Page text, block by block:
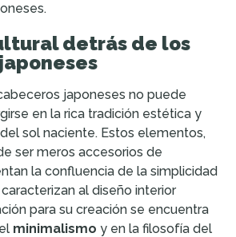
detrás de los
japoneses no puede
en la rica tradición estética y
sol naciente. Estos elementos,
ser meros accesorios de
la confluencia de la simplicidad
al diseño interior
para su creación se encuentra
minimalismo y en la filosofía del